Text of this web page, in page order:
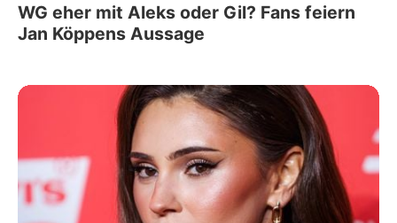
WG eher mit Aleks oder Gil? Fans feiern
Jan Köppens Aussage